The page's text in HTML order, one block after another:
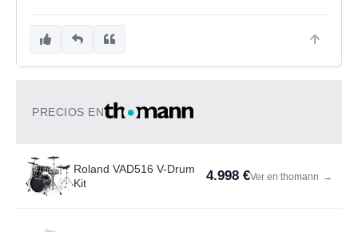
PRECIOS EN
Roland VAD516 V-Drum
Kit
4.998 €Ver en thomann →